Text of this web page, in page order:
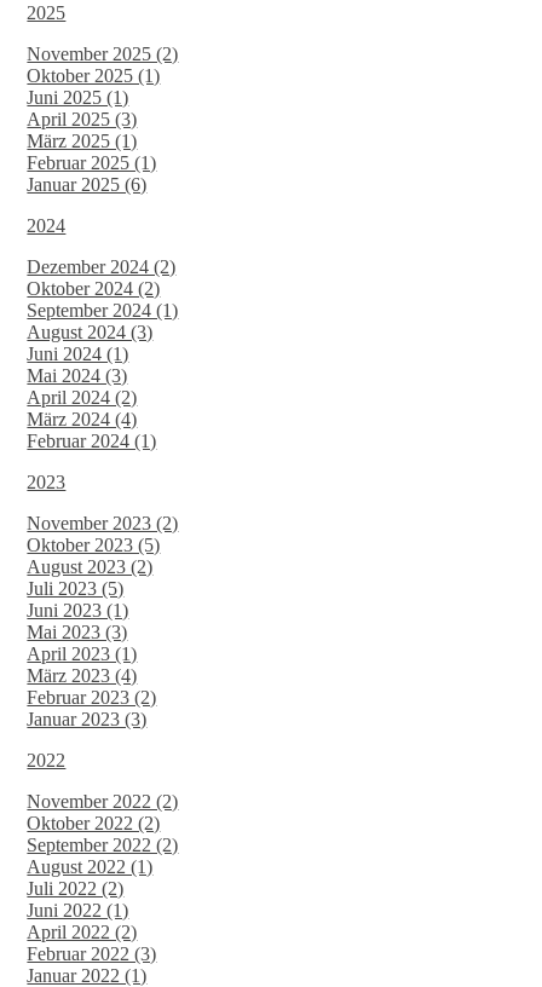
2025
November 2025 (2)
Oktober 2025 (1)
Juni 2025 (1)
April 2025 (3)
März 2025 (1)
Februar 2025 (1)
Januar 2025 (6)
2024
Dezember 2024 (2)
Oktober 2024 (2)
September 2024 (1)
August 2024 (3)
Juni 2024 (1)
Mai 2024 (3)
April 2024 (2)
März 2024 (4)
Februar 2024 (1)
2023
November 2023 (2)
Oktober 2023 (5)
August 2023 (2)
Juli 2023 (5)
Juni 2023 (1)
Mai 2023 (3)
April 2023 (1)
März 2023 (4)
Februar 2023 (2)
Januar 2023 (3)
2022
November 2022 (2)
Oktober 2022 (2)
September 2022 (2)
August 2022 (1)
Juli 2022 (2)
Juni 2022 (1)
April 2022 (2)
Februar 2022 (3)
Januar 2022 (1)